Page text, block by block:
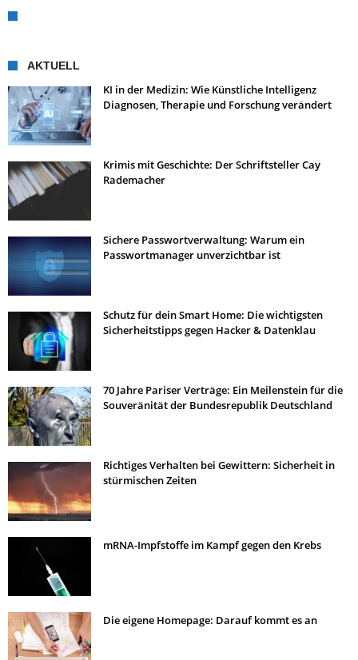
AKTUELL
KI in der Medizin: Wie Künstliche Intelligenz
Diagnosen, Therapie und Forschung verändert
Krimis mit Geschichte: Der Schriftsteller Cay
Rademacher
Sichere Passwortverwaltung: Warum ein
Passwortmanager unverzichtbar ist
Schutz für dein Smart Home: Die wichtigsten
Sicherheitstipps gegen Hacker & Datenklau
70 Jahre Pariser Verträge: Ein Meilenstein für die
Souveränität der Bundesrepublik Deutschland
Richtiges Verhalten bei Gewittern: Sicherheit in
stürmischen Zeiten
mRNA-Impfstoffe im Kampf gegen den Krebs
Die eigene Homepage: Darauf kommt es an